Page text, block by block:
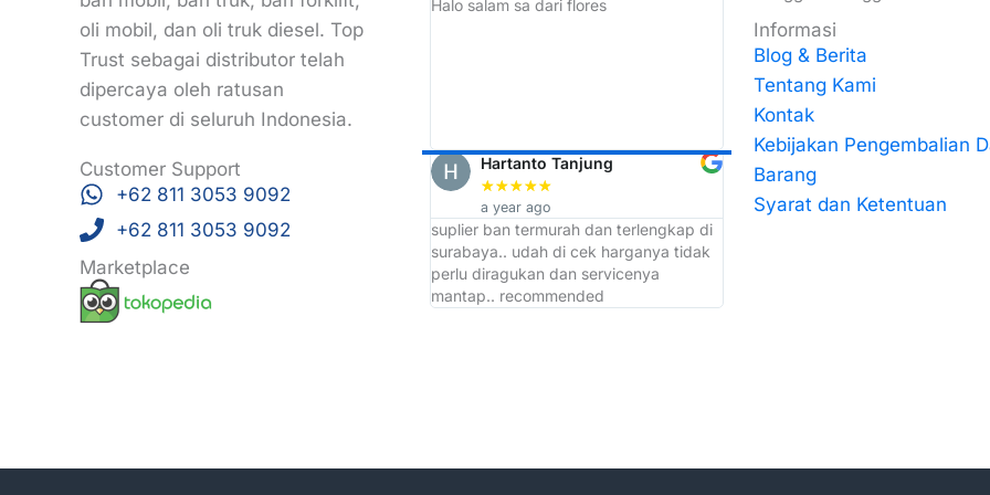
oli mobil, dan oli truk diesel. Top
Trust sebagai distributor telah
dipercaya oleh ratusan
customer di seluruh Indonesia.
Customer Support
+62 811 3053 9092
+62 811 3053 9092
Marketplace
Awalnya mau cari roti ban di sekitar sini
eh ketemunya malah tempat grosir ban
tapi enggak apa apa lah, dari
sini saya jadi tau tempat Grosir Ban
terbaik d wilayah Surabaya yaitu TOP
TRUST
Halo salam sa dari flores
Trimakasih Top Trust penjualan
termurah se JATIM
Arri Bojonk
★ ★ ★★★
a year ago
Ckup bntang saja
Hartanto Tanjung
★★★★★
a year ago
suplier ban termurah dan terlengkap di
surabaya.. udah di cek harganya tidak
perlu diragukan dan servicenya
mantap.. recommended
★ ★★
a year ago
Informasi
Blog & Berita
Tentang Kami
Kontak
Kebijakan Pengembalian
Barang
Syarat dan Ketentuan